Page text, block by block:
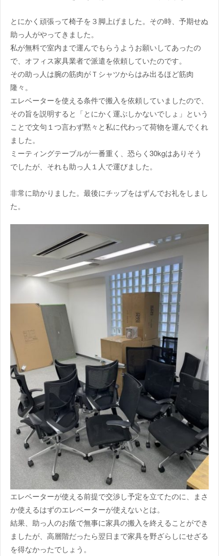
とにかく頑張って椅子を３脚上げました。その時、予期せぬ
助っ人がやってきました。
私が無料で室内まで運んでもらうようお願いしてあったの
で、オフィス家具業者で派遣を依頼していたのです。
その助っ人は腕の筋肉がＴシャツからはみ出るほど筋肉
隆々。
エレベーターを使える条件で搬入を依頼していましたので、
その旨を説明すると「とにかく運ぶしかないでしょ」という
ことで文句１つ言わず黙々と私に代わって荷物を運んでくれ
ました。
ミーティングテーブルが一番重く、恐らく30kgはありそう
でしたが、それも助っ人１人で運びました。
非常に助かりました。最後にチップをはずんでお礼をしまし
た。
エレベーターが使える前提で交渉し予定を立てたのに、まさ
か使えるはずのエレベーターが使えないとは。
結果、助っ人のお蔭で無事に家具の搬入を終えることができ
ましたが、高層階だったら翌日まで家具を野ざらしにせざる
を得なかったでしょう。